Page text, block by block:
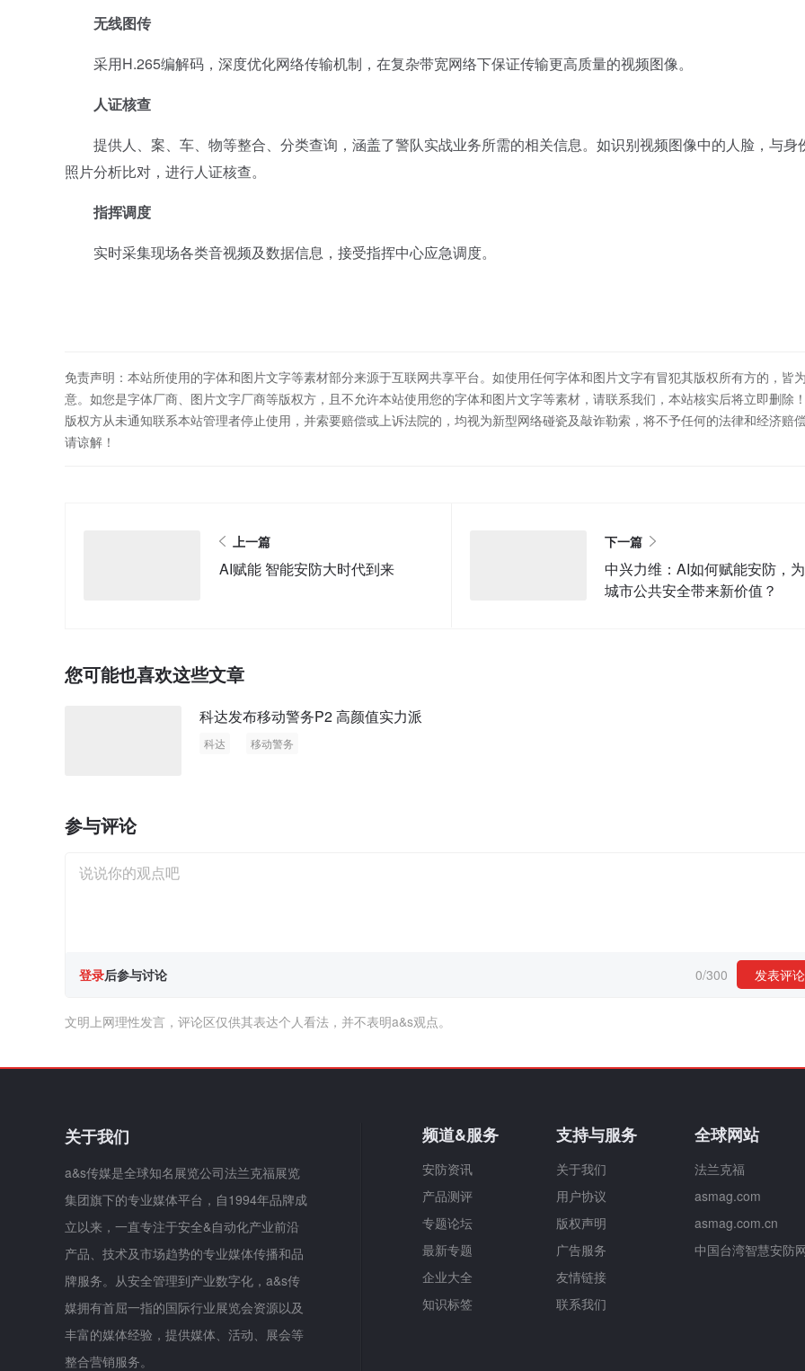
无线图传
采用H.265编解码，深度优化网络传输机制，在复杂带宽网络下保证传输更高质量的视频图像。
人证核查
提供人、案、车、物等整合、分类查询，涵盖了警队实战业务所需的相关信息。如识别视频图像中的人脸，与身
照片分析比对，进行人证核查。
指挥调度
实时采集现场各类音视频及数据信息，接受指挥中心应急调度。
免责声明：本站所使用的字体和图片文字等素材部分来源于互联网共享平台。如使用任何字体和图片文字有冒犯其版权所有方的，皆
意。如您是字体厂商、图片文字厂商等版权方，且不允许本站使用您的字体和图片文字等素材，请联系我们，本站核实后将立即删除
版权方从未通知联系本站管理者停止使用，并索要赔偿或上诉法院的，均视为新型网络碰瓷及敲诈勒索，将不予任何的法律和经济赔
请谅解！
上一篇
AI赋能 智能安防大时代到来
下一篇
中兴力维：AI如何赋能安防，为
城市公共安全带来新价值？
您可能也喜欢这些文章
科达发布移动警务P2 高颜值实力派
科达 移动警务
参与评论
登录后参与讨论 0/300 发表评论
文明上网理性发言，评论区仅供其表达个人看法，并不表明a&s观点。
关于我们
a&s传媒是全球知名展览公司法兰克福展览
集团旗下的专业媒体平台，自1994年品牌成
立以来，一直专注于安全&自动化产业前沿
产品、技术及市场趋势的专业媒体传播和品
牌服务。从安全管理到产业数字化，a&s传
媒拥有首屈一指的国际行业展览会资源以及
丰富的媒体经验，提供媒体、活动、展会等
整合营销服务。
频道&服务
安防资讯
产品测评
专题论坛
最新专题
企业大全
知识标签
支持与服务
关于我们
用户协议
版权声明
广告服务
友情链接
联系我们
全球网站
法兰克福
asmag.com
asmag.com.cn
中国台湾智慧安防